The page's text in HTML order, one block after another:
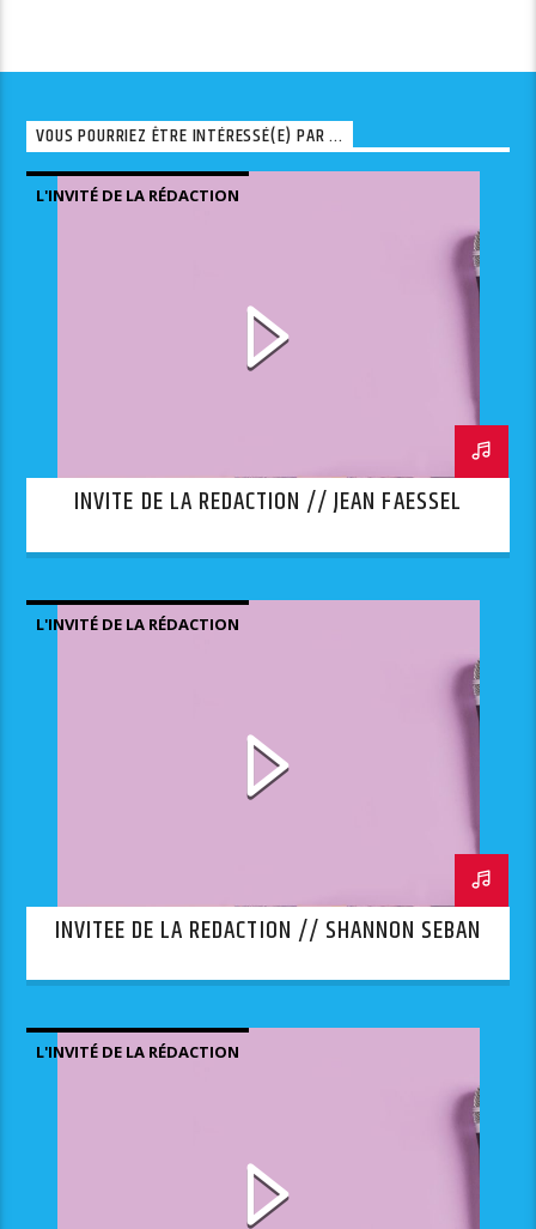
VOUS POURRIEZ ÊTRE INTÉRESSÉ(E) PAR ...
L'INVITÉ DE LA RÉDACTION
INVITE DE LA REDACTION // JEAN FAESSEL
L'INVITÉ DE LA RÉDACTION
INVITEE DE LA REDACTION // SHANNON SEBAN
L'INVITÉ DE LA RÉDACTION